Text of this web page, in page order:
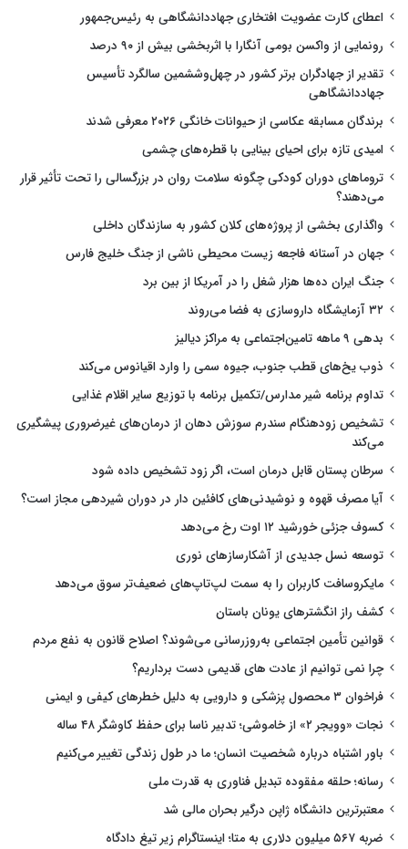
اعطای کارت عضویت افتخاری جهاددانشگاهی به رئیس‌جمهور
رونمایی از واکسن بومی آنگارا با اثربخشی بیش از ۹۰ درصد
تقدیر از جهادگران برتر کشور در چهل‌وششمین سالگرد تأسیس
جهاددانشگاهی
برندگان مسابقه عکاسی از حیوانات خانگی ۲۰۲۶ معرفی شدند
امیدی تازه برای احیای بینایی با قطره‌های چشمی
تروماهای دوران کودکی چگونه سلامت روان در بزرگسالی را تحت تأثیر قرار
می‌دهند؟
واگذاری بخشی از پروژه‌های کلان کشور به سازندگان داخلی
جهان در آستانه فاجعه زیست محیطی ناشی از جنگ خلیج فارس
جنگ ایران ده‌ها هزار شغل را در آمریکا از بین برد
۳۲ آزمایشگاه داروسازی به فضا می‌روند
بدهی ۹ ماهه تامین‌اجتماعی به مراکز دیالیز
ذوب یخ‌های قطب جنوب، جیوه سمی را وارد اقیانوس می‌کند
تداوم برنامه شیر مدارس/تکمیل برنامه با توزیع سایر اقلام غذایی
تشخیص زودهنگام سندرم سوزش دهان از درمان‌های غیرضروری پیشگیری
می‌کند
سرطان پستان قابل درمان است، اگر زود تشخیص داده شود
آیا مصرف قهوه و نوشیدنی‌های کافئین دار در دوران شیردهی مجاز است؟
کسوف جزئی خورشید ۱۲ اوت رخ می‌دهد
توسعه نسل جدیدی از آشکارسازهای نوری
مایکروسافت کاربران را به سمت لپ‌تاپ‌های ضعیف‌تر سوق می‌دهد
کشف راز انگشترهای یونان باستان
قوانین تأمین اجتماعی به‌روزرسانی می‌شوند؟ اصلاح قانون به نفع مردم
چرا نمی توانیم از عادت های قدیمی دست برداریم؟
فراخوان ۳ محصول پزشکی و دارویی به دلیل خطرهای کیفی و ایمنی
نجات «وویجر ۲» از خاموشی؛ تدبیر ناسا برای حفظ کاوشگر ۴۸ ساله
باور اشتباه درباره شخصیت انسان؛ ما در طول زندگی تغییر می‌کنیم
رسانه؛ حلقه مفقوده تبدیل فناوری به قدرت ملی
معتبرترین دانشگاه ژاپن درگیر بحران مالی شد
ضربه ۵۶۷ میلیون دلاری به متا؛ اینستاگرام زیر تیغ دادگاه